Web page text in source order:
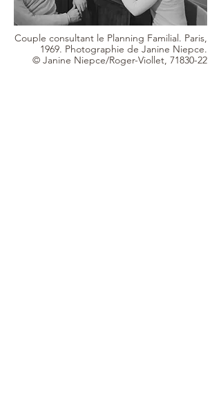
Couple consultant le Planning Familial. Paris,
1969. Photographie de Janine Niepce.
© Janine Niepce/Roger-Viollet, 71830-22